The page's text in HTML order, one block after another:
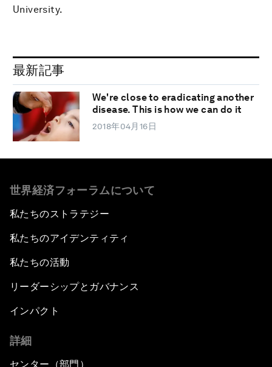
University.
最新記事
We're close to eradicating another
disease. This is how we can do it
2018年04月16日
世界経済フォーラムについて
私たちのストラテジー
私たちのアイデンティティ
私たちの活動
リーダーシップとガバナンス
インパクト
詳細
センター（部門）